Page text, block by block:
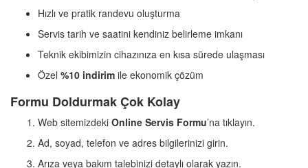
Hızlı ve pratik randevu oluşturma
Servis tarih ve saatini kendiniz belirleme imkanı
Teknik ekibimizin cihazınıza en kısa sürede ulaşması
Özel %10 indirim ile ekonomik çözüm
Formu Doldurmak Çok Kolay
Web sitemizdeki Online Servis Formu’na tıklayın.
Ad, soyad, telefon ve adres bilgilerinizi girin.
Arıza veya bakım talebinizi detaylı olarak yazın.